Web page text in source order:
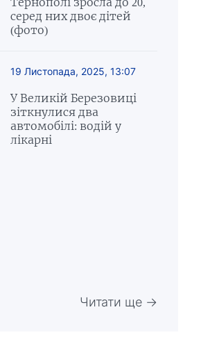
серед них двоє дітей
(фото)
19 Листопада, 2025, 13:07
У Великій Березовиці
зіткнулися два
автомобілі: водій у
лікарні
Читати ще →